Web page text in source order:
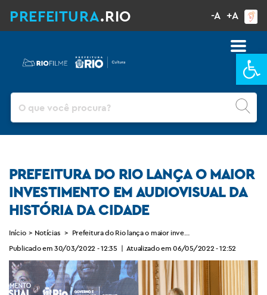
PREFEITURA.RIO -A +A
PREFEITURA DO RIO LANÇA O MAIOR
INVESTIMENTO EM AUDIOVISUAL DA
HISTÓRIA DA CIDADE
Início > Notícias > Prefeitura do Rio lança o maior investimento em audiovisual
Publicado em 30/03/2022 - 12:35 | Atualizado em 06/05/2022 - 12:52